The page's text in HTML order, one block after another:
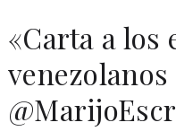
«Carta a los